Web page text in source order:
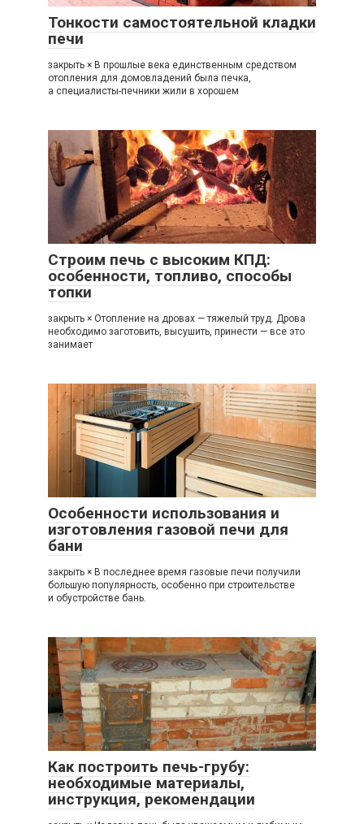
Тонкости самостоятельной кладки
печи
закрыть × В прошлые века единственным средством
отопления для домовладений была печка,
а специалисты-печники жили в хорошем
Строим печь с высоким КПД:
особенности, топливо, способы
топки
закрыть × Отопление на дровах — тяжелый труд. Дрова
необходимо заготовить, высушить, принести — все это
занимает
Особенности использования и
изготовления газовой печи для
бани
закрыть × В последнее время газовые печи получили
большую популярность, особенно при строительстве
и обустройстве бань.
Как построить печь-грубу:
необходимые материалы,
инструкция, рекомендации